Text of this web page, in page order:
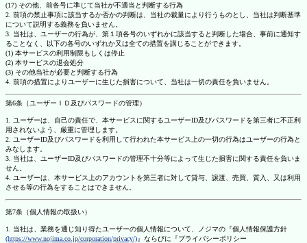
(17) その他、前各号に準じて当社が不適当と判断する行為
2. 前項の禁止事項に該当するか否かの判断は、当社の裁量により行うものとし、当社は判断基準
について説明する義務を負いません。
3. 当社は、ユーザーの行為が、第１項各号のいずれかに該当すると判断した場合、事前に通知す
ることなく、以下の各号のいずれか又は全ての措置を講じることができます。
(1) 本サービスの利用制限もしくは停止
(2) 本サービスの退会処分
(3) その他当社が必要と判断する行為
4. 前項の措置によりユーザーに生じた損害について、当社は一切の責任を負いません。
第6条（ユーザーＩＤ及びパスワードの管理）
1. ユーザーは、自己の責任で、本サービスに関するユーザーID及びパスワードを第三者に不正利
用されないよう、厳重に管理します。
2. ユーザーID及びパスワードを利用して行われた本サービス上の一切の行為はユーザーの行為と
みなします。
3. 当社は、ユーザーID及びパスワードの管理不十分等によって生じた損害に関する責任を負いま
せん。
4. ユーザーは、本サービス上のアカウントを第三者に対して貸与、譲渡、売買、質入、又は利用
させる等の行為をすることはできません。
第7条（個人情報の取扱い）
1. 当社は、業務を通じ知り得たユーザーの個人情報について、ノジマの『個人情報保護方針
(https://www.nojima.co.jp/corporation/privacy/)』ならびに『プライバシーポリシー